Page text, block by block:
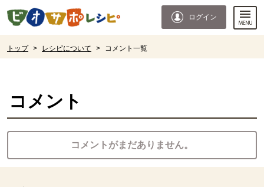
ページの先頭です。
ログイン
トップ > レシピについて > コメント一覧
コメント
コメントがまだありません。